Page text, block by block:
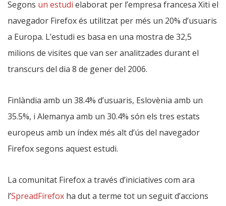
Segons un estudi elaborat per l’empresa francesa Xiti el
navegador Firefox és utilitzat per més un 20% d’usuaris
a Europa. L’estudi es basa en una mostra de 32,5
milions de visites que van ser analitzades durant el
transcurs del dia 8 de gener del 2006.
Finlàndia amb un 38.4% d’usuaris, Eslovènia amb un
35.5%, i Alemanya amb un 30.4% són els tres estats
europeus amb un índex més alt d’ús del navegador
Firefox segons aquest estudi.
La comunitat Firefox a través d’iniciatives com ara
l’SpreadFirefox ha dut a terme tot un seguit d’accions